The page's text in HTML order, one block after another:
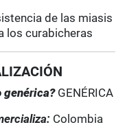
de las miasis
los curabicheras
genérica? GENÉRICA
Colombia